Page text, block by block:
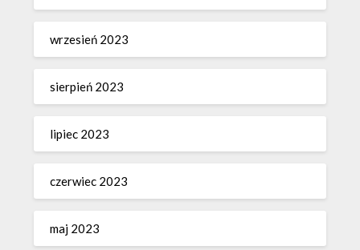
wrzesień 2023
sierpień 2023
lipiec 2023
czerwiec 2023
maj 2023